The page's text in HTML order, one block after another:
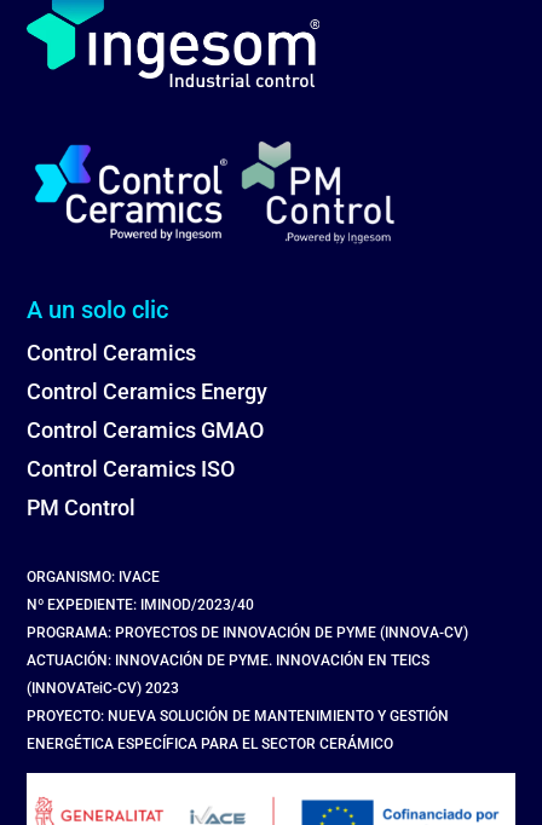
A un solo clic
Control Ceramics
Control Ceramics Energy
Control Ceramics GMAO
Control Ceramics ISO
PM Control
ORGANISMO: IVACE
Nº EXPEDIENTE: IMINOD/2023/40
PROGRAMA: PROYECTOS DE INNOVACIÓN DE PYME (INNOVA-CV)
ACTUACIÓN: INNOVACIÓN DE PYME. INNOVACIÓN EN TEICS
(INNOVATeiC-CV) 2023
PROYECTO: NUEVA SOLUCIÓN DE MANTENIMIENTO Y GESTIÓN
ENERGÉTICA ESPECÍFICA PARA EL SECTOR CERÁMICO